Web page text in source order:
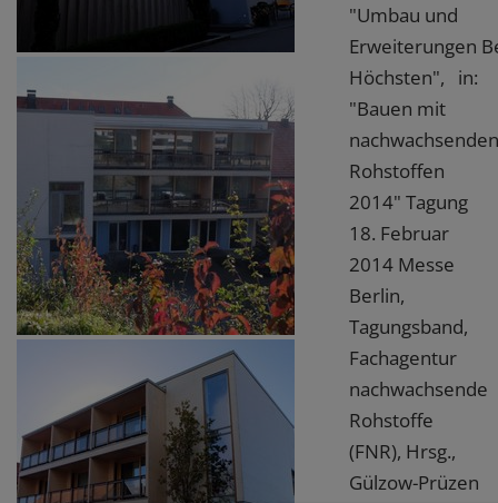
"Umbau und
Erweiterungen
Höchsten", in:
"Bauen mit
nachwachsenden
Rohstoffen
2014" Tagung
18. Februar
2014 Messe
Berlin,
Tagungsband,
Fachagentur
nachwachsende
Rohstoffe
(FNR), Hrsg.,
Gülzow-Prüzen